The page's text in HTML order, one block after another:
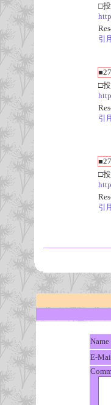
□
引
□
引
□
引
Name
E-